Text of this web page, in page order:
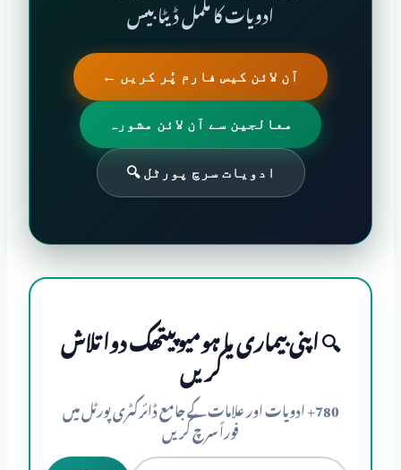
ادویات کا مکمل ڈیٹا بیس
آن لائن کیس فارم پُر کریں ←
معالجین سے آن لائن مشورہ
ادویات سرچ پورٹل 🔍
🔍 اپنی بیماری یا ہومیوپیتھک دوا تلاش
کریں
780+ ادویات اور علامات کے جامع ڈائرکٹری پورٹل میں
فوراً سرچ کریں